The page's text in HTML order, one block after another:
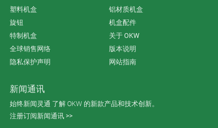
塑料机盒
铝材质机盒
旋钮
机盒配件
特制机盒
关于 OKW
全球销售网络
版本说明
隐私保护声明
网站指南
新闻通讯
始终新闻灵通 了解 OKW 的新款产品和技术创新。
注册订阅新闻通讯 >>